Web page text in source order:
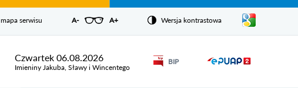
mapa serwisu A-pomniejsz czcionkę
Zresetuj czcionkę
A+ powiększ czcionkęWersja kontrastowa
Pokaż/ukryj
listę
języków
Czwartek 06.08.2026
Imieniny Jakuba, Sławy i Wincentego
BIPOdnośnik